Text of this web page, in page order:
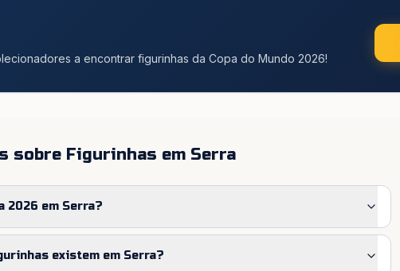
a encontrar figurinhas da Copa do Mundo 2026!
sobre Figurinhas em Serra
2026 em Serra?
existem em Serra?